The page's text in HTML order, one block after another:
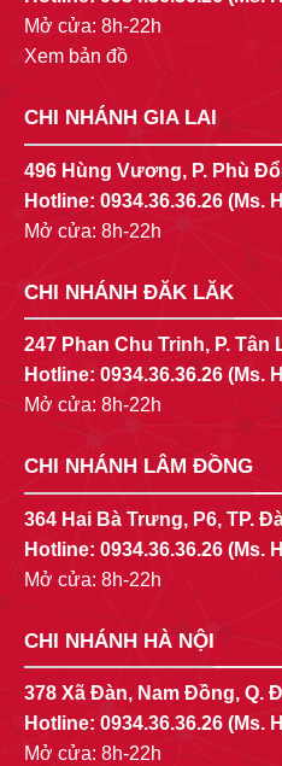
Mở cửa: 8h-22h
Xem bản đồ
CHI NHÁNH GIA LAI
496 Hùng Vương, P. Phù
Hotline: 0934.36.36.26 (Ms.
Mở cửa: 8h-22h
CHI NHÁNH ĐĂK LĂK
247 Phan Chu Trinh, P. Tân
Hotline: 0934.36.36.26 (Ms.
Mở cửa: 8h-22h
CHI NHÁNH LÂM ĐỒNG
364 Hai Bà Trưng, P6, TP.
Hotline: 0934.36.36.26 (Ms.
Mở cửa: 8h-22h
CHI NHÁNH HÀ NỘI
378 Xã Đàn, Nam Đồng, Q.
Hotline: 0934.36.36.26 (Ms.
Mở cửa: 8h-22h